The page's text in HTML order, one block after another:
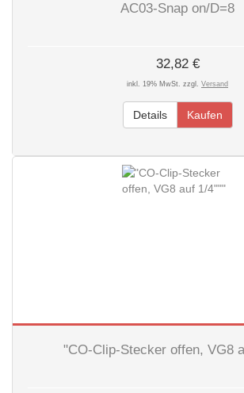
AC03-Snap on/D=8
32,82 €
inkl. 19% MwSt. zzgl. Versand
Details Kaufen
"CO-Clip-Stecker offen, VG8